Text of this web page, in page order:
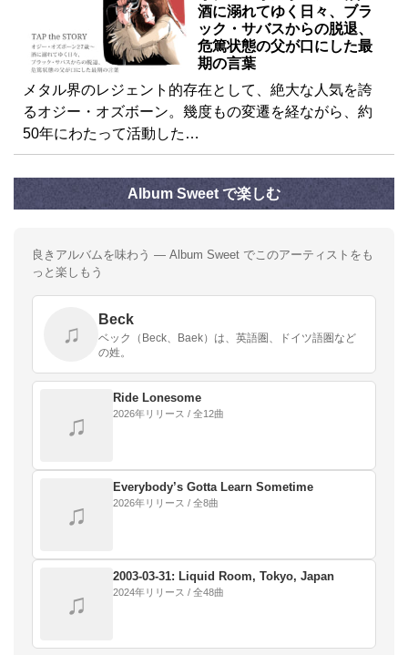
酒に溺れてゆく日々、ブラ
ック・サバスからの脱退、
危篤状態の父が口にした最
期の言葉
メタル界のレジェント的存在として、絶大な人気を誇
るオジー・オズボーン。幾度もの変遷を経ながら、約
50年にわたって活動した…
Album Sweet で楽しむ
良きアルバムを味わう — Album Sweet でこのアーティストをも
っと楽しもう
♫
Beck
ベック（Beck、Baek）は、英語圏、ドイツ語圏など
の姓。
♫
Ride Lonesome
2026年リリース / 全12曲
♫
Everybody’s Gotta Learn Sometime
2026年リリース / 全8曲
♫
2003-03-31: Liquid Room, Tokyo, Japan
2024年リリース / 全48曲